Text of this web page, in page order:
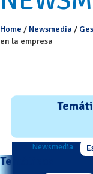
Home / Newsmedia /
en la empresa
Newsmedia
Temáticas